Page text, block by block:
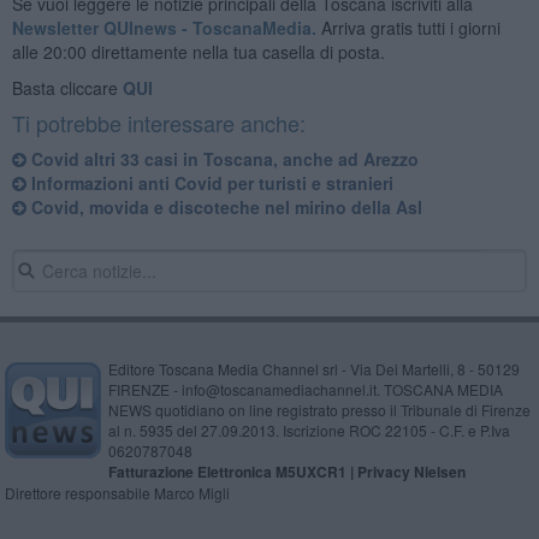
Newsletter QUInews - ToscanaMedia. Arriva gratis tutti i giorni
alle 20:00 direttamente nella tua casella di posta.
Basta cliccare QUI
Ti potrebbe interessare anche:
Covid altri 33 casi in Toscana, anche ad Arezzo
Informazioni anti Covid per turisti e stranieri
Covid, movida e discoteche nel mirino della Asl
Editore Toscana Media Channel srl - Via Dei Martelli, 8 - 50129
FIRENZE - info@toscanamediachannel.it. TOSCANA MEDIA
NEWS quotidiano on line registrato presso il Tribunale di Firenze
al n. 5935 del 27.09.2013. Iscrizione ROC 22105 - C.F. e P.Iva
0620787048
Fatturazione Elettronica M5UXCR1 | Privacy Nielsen
Direttore responsabile Marco Migli